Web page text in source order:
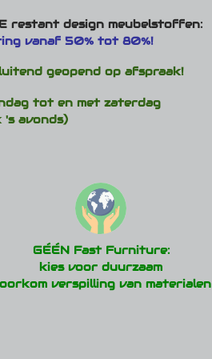
restant design meubelstoffen:
vanaf 50% tot 80%!
geopend op afspraak!
tot en met zaterdag
's avonds)
GÉÉN Fast Furniture:
kies voor duurzaam
verspilling van materialen